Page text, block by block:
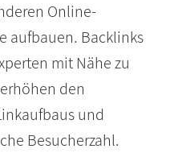
Online-
aufbauen. Backlinks
mit Nähe zu
den
und
Besucherzahl.